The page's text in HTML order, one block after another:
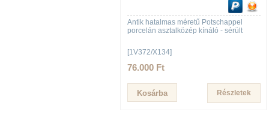
Antik hatalmas méretű Potschappel
porcelán asztalközép kínáló - sérült
[1V372/X134]
76.000 Ft
Részletek